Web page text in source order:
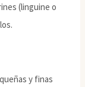
(linguine o
y finas